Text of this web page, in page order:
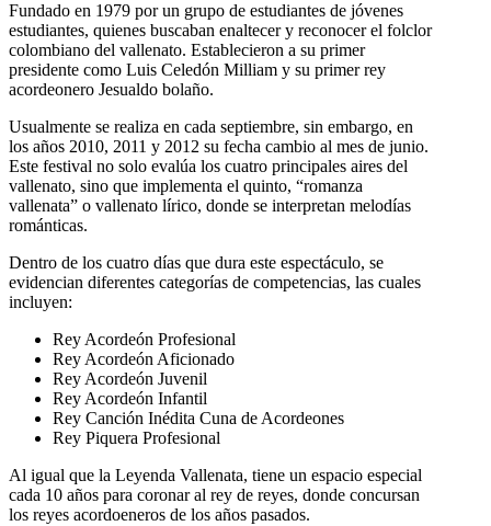
Fundado en 1979 por un grupo de estudiantes de jóvenes
estudiantes, quienes buscaban enaltecer y reconocer el folclor
colombiano del vallenato. Establecieron a su primer
presidente como Luis Celedón Milliam y su primer rey
acordeonero Jesualdo bolaño.
Usualmente se realiza en cada septiembre, sin embargo, en
los años 2010, 2011 y 2012 su fecha cambio al mes de junio.
Este festival no solo evalúa los cuatro principales aires del
vallenato, sino que implementa el quinto, “romanza
vallenata” o vallenato lírico, donde se interpretan melodías
románticas.
Dentro de los cuatro días que dura este espectáculo, se
evidencian diferentes categorías de competencias, las cuales
incluyen:
Rey Acordeón Profesional
Rey Acordeón Aficionado
Rey Acordeón Juvenil
Rey Acordeón Infantil
Rey Canción Inédita Cuna de Acordeones
Rey Piquera Profesional
Al igual que la Leyenda Vallenata, tiene un espacio especial
cada 10 años para coronar al rey de reyes, donde concursan
los reyes acordoeneros de los años pasados.